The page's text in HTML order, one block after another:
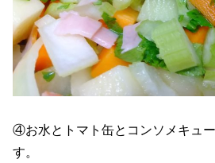
④お水とトマト缶とコンソメキュ
す。